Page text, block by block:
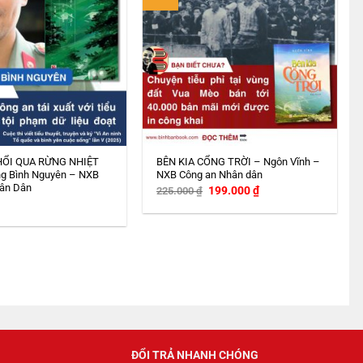
QUA RỪNG NHIỆT
Bình Nguyên – NXB
Dân
BÊN KIA CỔNG TRỜI – Ngôn Vĩnh –
NXB Công an Nhân dân
225.000₫ Giá
là:
199.000₫Giá
hiện
tại
ĐỔI TRẢ NHANH CHÓNG